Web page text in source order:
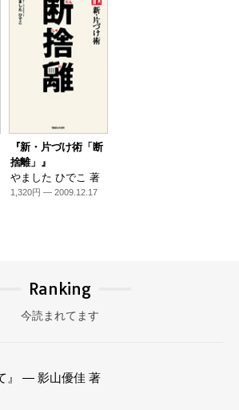
『新・片づけ術「断
捨離」』
やました ひでこ 著
1,320円 — 2009.12.17
Ranking
今読まれてます
』 — 影山優佳 著